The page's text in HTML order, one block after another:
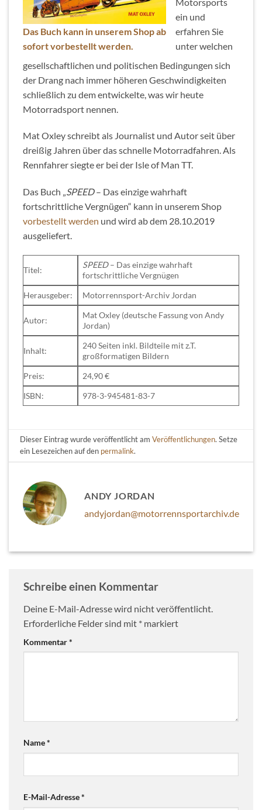
Das Buch kann in unserem Shop ab
sofort vorbestellt werden.
ein und
erfahren Sie
unter welchen
gesellschaftlichen und politischen Bedingungen sich
der Drang nach immer höheren Geschwindigkeiten
schließlich zu dem entwickelte, was wir heute
Motorradsport nennen.
Mat Oxley schreibt als Journalist und Autor seit über
dreißig Jahren über das schnelle Motorradfahren. Als
Rennfahrer siegte er bei der Isle of Man TT.
Das Buch „SPEED– Das einzige wahrhaft
fortschrittliche Vergnügen“ kann in unserem Shop
vorbestellt werden und wird ab dem 28.10.2019
ausgeliefert.
Titel:
SPEED– Das einzige wahrhaft
fortschrittliche Vergnügen
Herausgeber:
Motorrennsport-Archiv Jordan
Autor:
Mat Oxley (deutsche Fassung von Andy
Jordan)
Inhalt:
240 Seiten inkl. Bildteile mit z.T.
großformatigen Bildern
Preis:
24,90 €
ISBN:
978-3-945481-83-7
Dieser Eintrag wurde veröffentlicht amVeröffentlichungen. Setze
ein Lesezeichen auf den permalink.
ANDY JORDAN
andyjordan@motorrennsportarchiv.de
Schreibe einen Kommentar
Deine E-Mail-Adresse wird nicht veröffentlicht.
Erforderliche Felder sind mit * markiert
Kommentar*
Name*
E-Mail-Adresse*